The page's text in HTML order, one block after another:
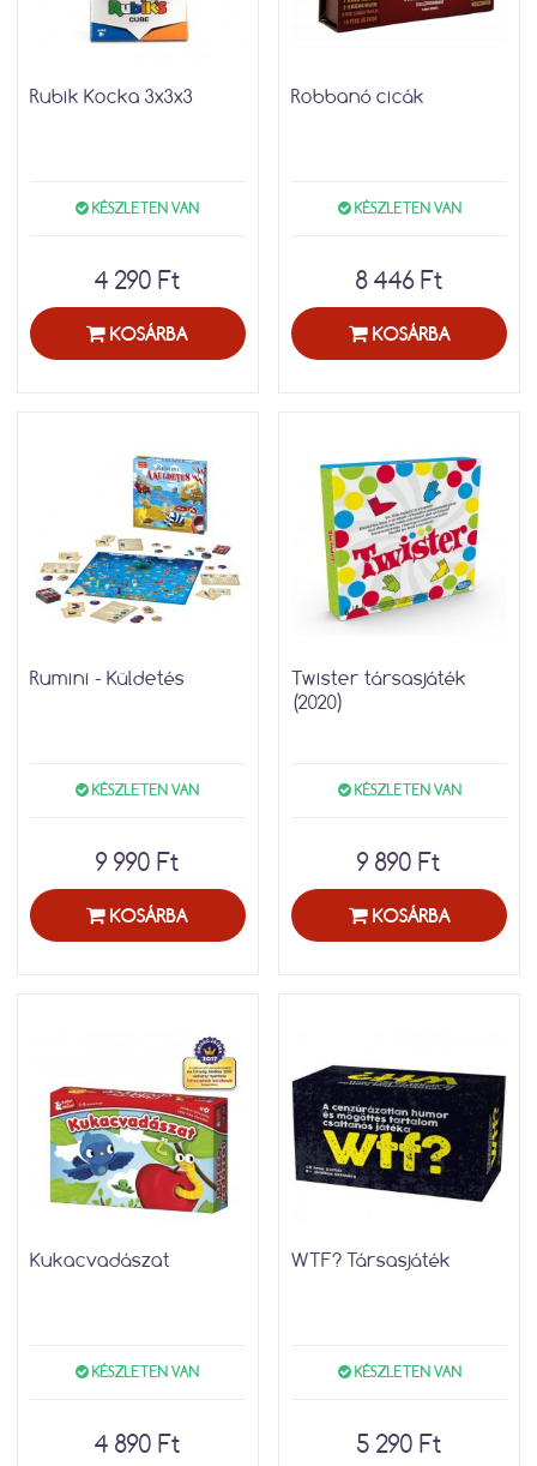
Rubik Kocka 3x3x3
KÉSZLETEN VAN
4 290 Ft
KOSÁRBA
Robbanó cicák
KÉSZLETEN VAN
8 446 Ft
KOSÁRBA
Rumini - Küldetés
KÉSZLETEN VAN
9 990 Ft
KOSÁRBA
Twister társasjáték
(2020)
KÉSZLETEN VAN
9 890 Ft
KOSÁRBA
Kukacvadászat
KÉSZLETEN VAN
4 890 Ft
WTF? Társasjáték
KÉSZLETEN VAN
5 290 Ft